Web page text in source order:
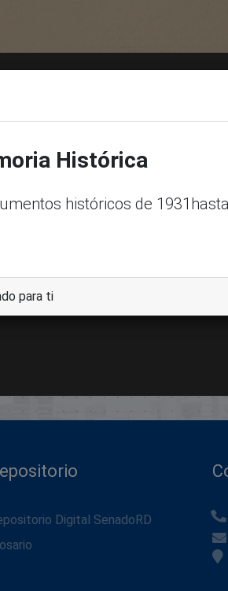
Digital SenadoRD
Histórica
históricos de
para ti